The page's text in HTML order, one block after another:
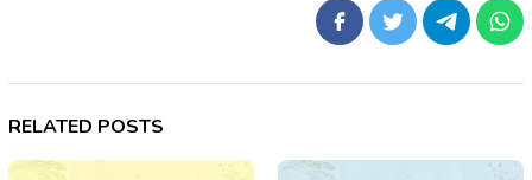
RELATED POSTS